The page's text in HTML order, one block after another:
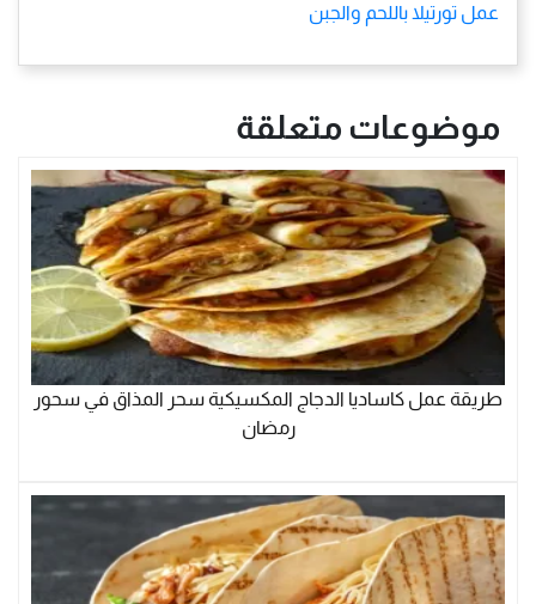
عمل تورتيلا باللحم والجبن
موضوعات متعلقة
طريقة عمل كاساديا الدجاج المكسيكية سحر المذاق في سحور
رمضان